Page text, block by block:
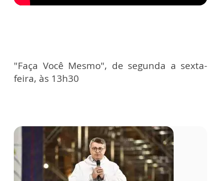
"Faça Você Mesmo", de segunda a sexta-
feira, às 13h30